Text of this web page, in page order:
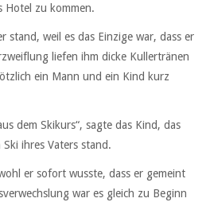
Hotel zu kommen.
stand, weil es das Einzige war, dass er
liefen ihm dicke Kullertränen
ein Mann und ein Kind kurz
dem Skikurs“, sagte das Kind, das
ihres Vaters stand.
er sofort wusste, dass er gemeint
war es gleich zu Beginn